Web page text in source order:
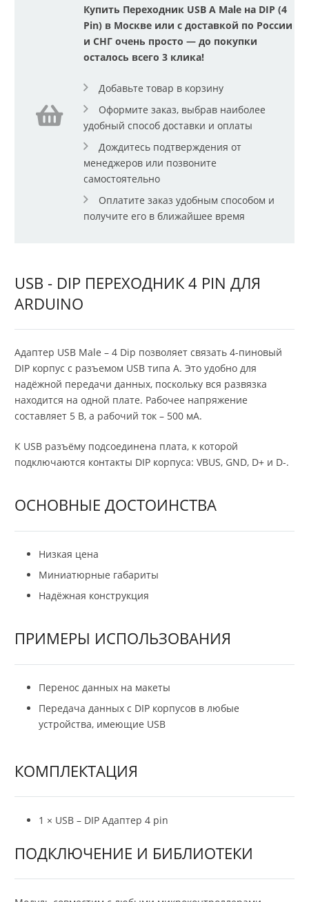
Купить Переходник USB A Male на DIP (4
Pin) в Москве или с доставкой по России
и СНГ очень просто — до покупки
осталось всего 3 клика!
Добавьте товар в корзину
Оформите заказ, выбрав наиболее
удобный способ доставки и оплаты
Дождитесь подтверждения от
менеджеров или позвоните
самостоятельно
Оплатите заказ удобным способом и
получите его в ближайшее время
USB - DIP ПЕРЕХОДНИК 4 PIN ДЛЯ
ARDUINO
Адаптер USB Male – 4 Dip позволяет связать 4-пиновый
DIP корпус с разъемом USB типа А. Это удобно для
надёжной передачи данных, поскольку вся развязка
находится на одной плате. Рабочее напряжение
составляет 5 В, а рабочий ток – 500 мА.
К USB разъёму подсоединена плата, к которой
подключаются контакты DIP корпуса: VBUS, GND, D+ и D-.
ОСНОВНЫЕ ДОСТОИНСТВА
Низкая цена
Миниатюрные габариты
Надёжная конструкция
ПРИМЕРЫ ИСПОЛЬЗОВАНИЯ
Перенос данных на макеты
Передача данных с DIP корпусов в любые
устройства, имеющие USB
КОМПЛЕКТАЦИЯ
1 × USB – DIP Адаптер 4 pin
ПОДКЛЮЧЕНИЕ И БИБЛИОТЕКИ